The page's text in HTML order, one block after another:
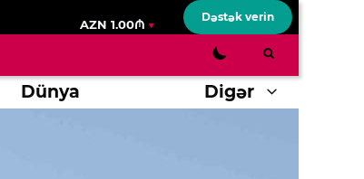
AZN 1.00₼
Dəstək verin
Dünya Digər